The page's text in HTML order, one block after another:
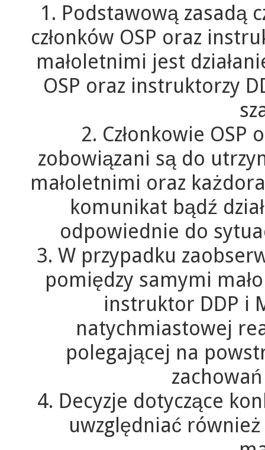
1. Podstawową zasadą
członków OSP oraz
małoletnimi jest
OSP oraz instruktorzy
2. Członkowie
zobowiązani są do
małoletnimi oraz
komunikat bądź
odpowiednie do
3. W przypadku
pomiędzy samymi
instruktor DDP i
natychmiastowej
polegającej na
4. Decyzje dotyczące
uwzględniać również